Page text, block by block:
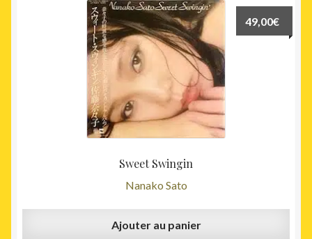
Sweet Swingin
Nanako Sato
49,00€
Ajouter au panier